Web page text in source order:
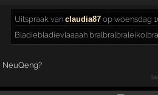
Uitspraak vanclaudia87 op woensdag
Bladiebladievlaaaah
NeuQeng?